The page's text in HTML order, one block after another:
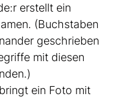
erstellt ein
(Buchstaben
geschrieben
mit diesen
ein Foto mit